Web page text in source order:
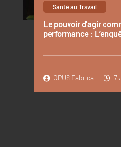
Santé au Travail
Le pouvoir d’agir
performance :
OPUS Fabrica 7